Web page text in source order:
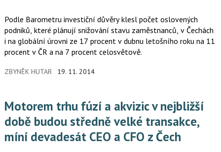
Podle Barometru investiční důvěry klesl počet oslovených
podniků, které plánují snižování stavu zaměstnanců, v Čechách
i na globální úrovni ze 17 procent v dubnu letošního roku na 11
procent v ČR a na 7 procent celosvětově.
ZBYNĚK HUTAR 19. 11. 2014
Motorem trhu fúzí a akvizic v nejbližší
době budou středně velké transakce,
míní devadesát CEO a CFO z Čech